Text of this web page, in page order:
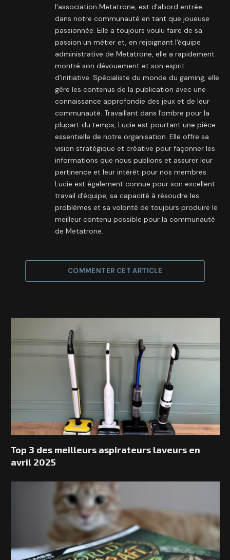
l'association Metatrone, est d'abord entrée
dans notre communauté en tant que joueuse
passionnée. Elle a toujours voulu faire de sa
passion un métier et, en rejoignant l'équipe
administrative de Metatrone, elle a rapidement
montré son dévouement et son esprit
d'initiative. Spécialiste du monde du gaming, elle
gère les contenus de la publication avec une
connaissance approfondie des jeux et de leur
communauté. Travaillant dans l'ombre pour la
plupart du temps, Lucie est pourtant une pièce
essentielle de notre organisation. Elle offre sa
vision stratégique et créative pour façonner les
informations que nous publions et assurer leur
pertinence et leur intérêt pour nos membres.
Lucie est également connue pour son excellent
travail d'équipe, sa capacité à résoudre les
problèmes et sa volonté de toujours produire le
meilleur contenu possible pour la communauté
de Metatrone.
COMMENTER CET ARTICLE
Top 3 des meilleurs aspirateurs laveurs en
avril 2025